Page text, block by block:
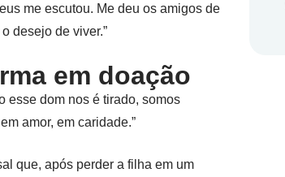
me escutou. Me deu os amigos de
desejo de viver.”
em doação
esse dom nos é tirado, somos
amor, em caridade.”
que, após perder a filha em um